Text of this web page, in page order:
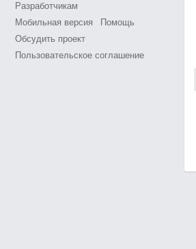
Разработчикам
Мобильная версия
Помощь
Обсудить проект
Пользовательское соглашение